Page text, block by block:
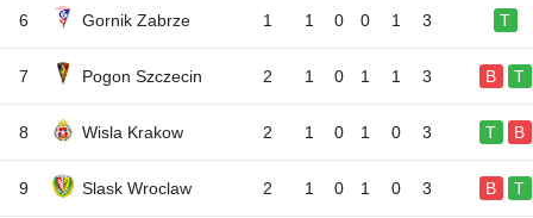
6 Gornik Zabrze 1 1 0 0 1 3 T
7 Pogon Szczecin 2 1 0 1 1 3 B T
8 Wisla Krakow 2 1 0 1 0 3 T B
9 Slask Wroclaw 2 1 0 1 0 3 B T